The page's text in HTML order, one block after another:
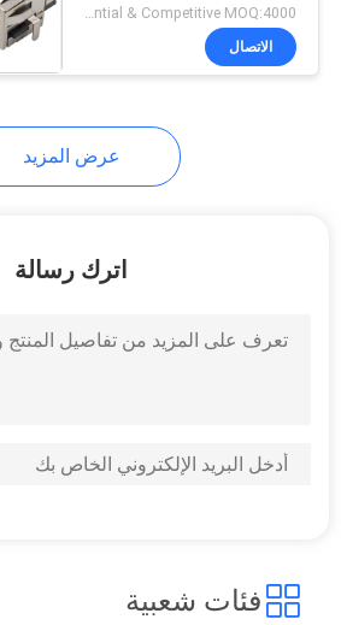
Preferential & Competitive MOQ:4000
الاتصال
عرض المزيد
اترك رسالة
فئات شعبية